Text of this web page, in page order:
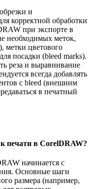
и
корректной обработки
при экспорте в
необходимых меток,
метки цветового
посадки (bleed marks).
реза и выравнивание
всегда добавлять
с bleed (внешним
в печатный
печати в CorelDRAW?
начинается с
Основные шаги
размера (например,